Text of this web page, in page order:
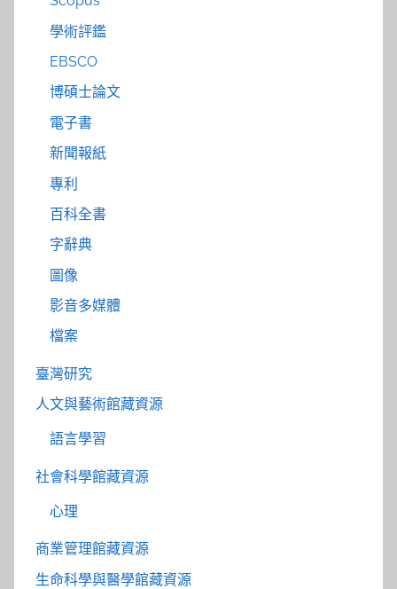
學術評鑑
EBSCO
博碩士論文
電子書
新聞報紙
專利
百科全書
字辭典
圖像
影音多媒體
檔案
臺灣研究
人文與藝術館藏資源
語言學習
社會科學館藏資源
心理
商業管理館藏資源
生命科學與醫學館藏資源